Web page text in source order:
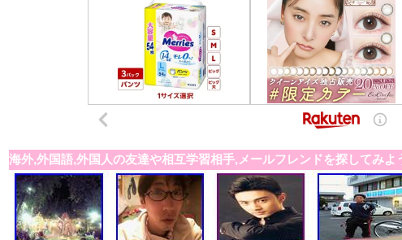
海外,外国語,外国人の友達や相互学習相手,メールフレンドを探してみよ